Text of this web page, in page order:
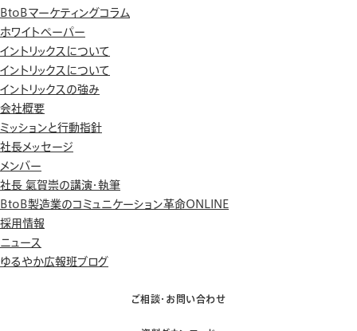
BtoBマーケティングコラム
ホワイトペーパー
イントリックスについて
イントリックスについて
イントリックスの強み
会社概要
ミッションと行動指針
社長メッセージ
メンバー
社長 氣賀崇の講演・執筆
BtoB製造業のコミュニケーション革命ONLINE
採用情報
ニュース
ゆるやか広報班ブログ
ご相談・お問い合わせ